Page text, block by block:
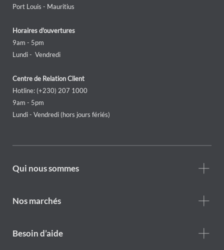
Port Louis - Mauritius
Horaires d'ouvertures
9am - 5pm
Lundi - Vendredi
Centre de Relation Client
Hotline: (+230) 207 1000
9am - 5pm
Lundi - Vendredi (hors jours fériés)
Footer
are
Qui nous sommes
Nos marchés
Footer
Besoin d’aide